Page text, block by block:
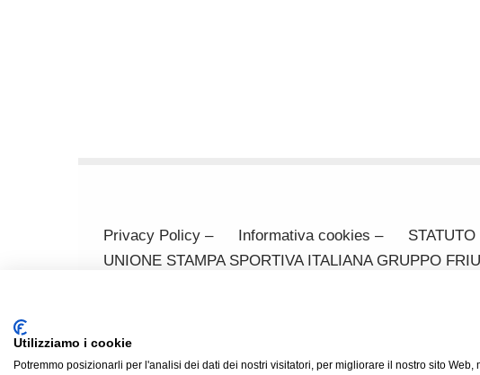
Privacy Policy – Informativa cookies –
STATUTO
UNIONE STAMPA SPORTIVA ITALIANA GRUPPO
370371 Codice Fiscale 80031170329 Mail:
email: aas-privacy@gmail.com
Utilizziamo i cookie
Potremmo posizionarli per l'analisi dei dati dei nostri visitatori, per migliorare il nostro sito Web,